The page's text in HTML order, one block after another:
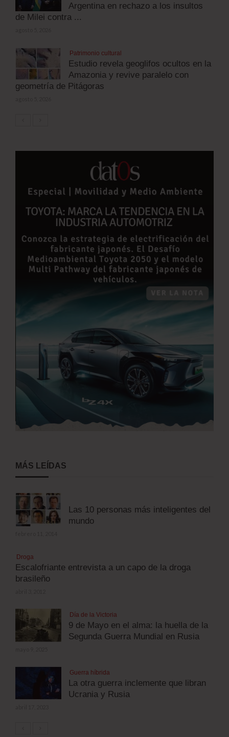
Argentina en rechazo a los insultos
de Milei contra ...
Patrimonio cultural
Estudio revela geoglifos ocultos en la
Amazonia y revive paralelo con
geometría de Pitágoras
MÁS LEÍDAS
Las 10 personas más inteligentes del
mundo
Droga
Escalofriante entrevista a un capo de la droga
brasileño
Día de la Victoria
9 de Mayo en el alma: la huella de la
Segunda Guerra Mundial en Rusia
Guerra híbrida
La otra guerra inclemente que libran
Ucrania y Rusia